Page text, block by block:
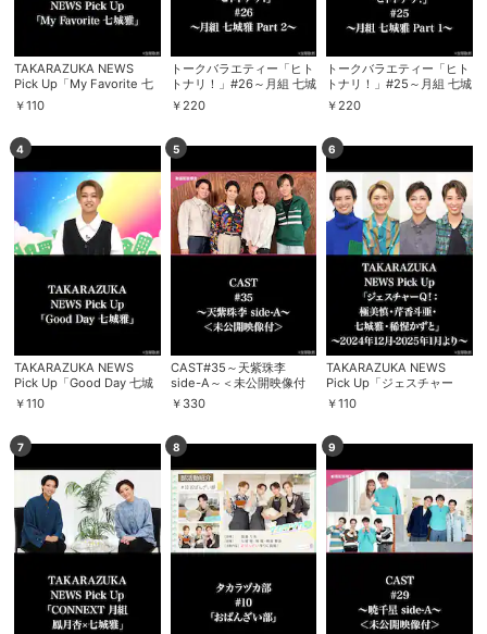
TAKARAZUKA NEWS
Pick Up「My Favorite 七
城雅」
￥110
トークバラエティー「ヒト
トナリ！」#26～月組 七城
雅 Part 2～
￥220
トークバラエティー「ヒト
トナリ！」#25～月組 七城
雅 Part 1～
￥220
4
TAKARAZUKA NEWS
Pick Up「Good Day 七城
雅」
￥110
5
CAST#35～天紫珠李
side-A～＜未公開映像付
＞
￥ 330
6
TAKARAZUKA NEWS
Pick Up「ジェスチャー
Q！：極美慎・芹香斗亜・
七城雅・稀惺かずと」～
り～
￥110
7 8 9